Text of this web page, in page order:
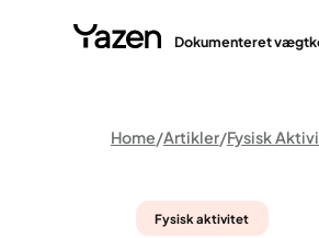
Dokumenteret
Home Artikler Fysisk
Fysisk aktivitet